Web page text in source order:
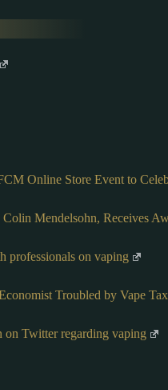
Online Store Event to
Mendelsohn, Receives
professionals on vaping
Troubled by Vape
on Twitter regarding vaping